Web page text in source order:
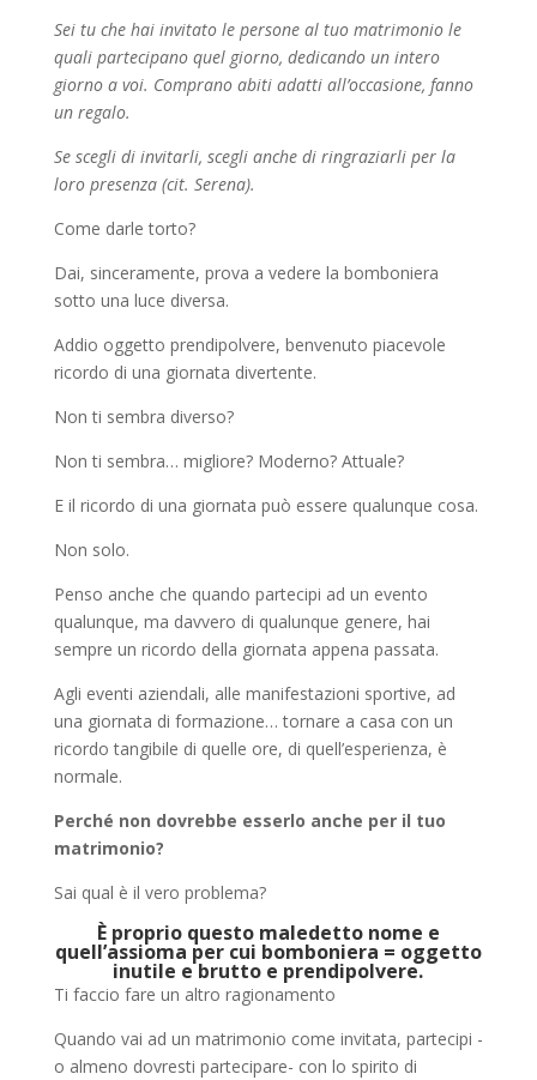
Sei tu che hai invitato le persone al tuo matrimonio le
quali partecipano quel giorno, dedicando un intero
giorno a voi. Comprano abiti adatti all’occasione, fanno
un regalo.
Se scegli di invitarli, scegli anche di ringraziarli per la
loro presenza (cit. Serena).
Come darle torto?
Dai, sinceramente, prova a vedere la bomboniera
sotto una luce diversa.
Addio oggetto prendipolvere, benvenuto piacevole
ricordo di una giornata divertente.
Non ti sembra diverso?
Non ti sembra… migliore? Moderno? Attuale?
E il ricordo di una giornata può essere qualunque cosa.
Non solo.
Penso anche che quando partecipi ad un evento
qualunque, ma davvero di qualunque genere, hai
sempre un ricordo della giornata appena passata.
Agli eventi aziendali, alle manifestazioni sportive, ad
una giornata di formazione… tornare a casa con un
ricordo tangibile di quelle ore, di quell’esperienza, è
normale.
Perché non dovrebbe esserlo anche per il tuo
matrimonio?
Sai qual è il vero problema?
È proprio questo maledetto nome e
quell’assioma per cui bomboniera = oggetto
inutile e brutto e prendipolvere.
Ti faccio fare un altro ragionamento
Quando vai ad un matrimonio come invitata, partecipi -
o almeno dovresti partecipare- con lo spirito di